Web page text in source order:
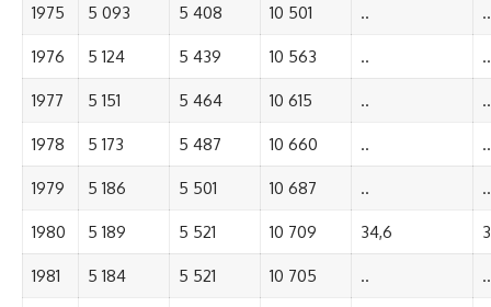
1975 5 093 5 408 10 501 .. ..
1976 5 124 5 439 10 563 .. ..
1977 5 151 5 464 10 615 .. ..
1978 5 173 5 487 10 660 .. ..
1979 5 186 5 501 10 687 .. ..
1980 5 189 5 521 10 709 34,6
1981 5 184 5 521 10 705 .. ..